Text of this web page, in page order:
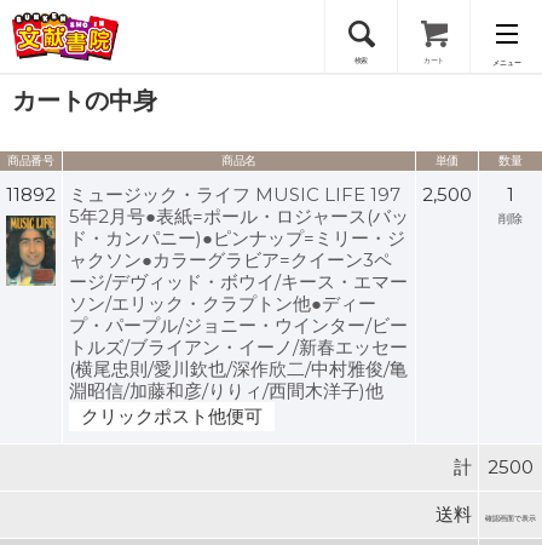
検索 カート メニュー
会員登録
ログイン
カートの中身
商品番号 商品名 単価 数量
11892
ミュージック・ライフ MUSIC LIFE 197
5年2月号●表紙=ポール・ロジャース(バッ
ド・カンパニー)●ピンナップ=ミリー・ジ
ャクソン●カラーグラビア=クイーン3ペ
ージ/デヴィッド・ボウイ/キース・エマー
ソン/エリック・クラプトン他●ディー
プ・パープル/ジョニー・ウインター/ビー
トルズ/ブライアン・イーノ/新春エッセー
(横尾忠則/愛川欽也/深作欣二/中村雅俊/亀
淵昭信/加藤和彦/りりィ/西間木洋子)他
クリックポスト他便可
2,500 1
削除
計 2500
送料 確認画面で表示